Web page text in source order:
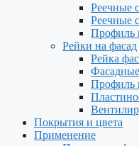
Реечные
Реечные
Профиль
Рейки на фасад
Рейка
Профиль
Покрытия и цвета
Применение